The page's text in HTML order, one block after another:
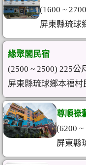
(1600 ~
屏東縣琉球
緣聚閣民宿
(2500 ~ 2500) 225公
屏東縣琉球鄉本福村
尊順祿
(6200 ~
屏東縣